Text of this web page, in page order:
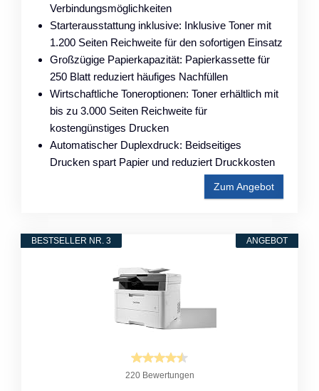
Verbindungsmöglichkeiten
Starterausstattung inklusive: Inklusive Toner mit
1.200 Seiten Reichweite für den sofortigen Einsatz
Großzügige Papierkapazität: Papierkassette für
250 Blatt reduziert häufiges Nachfüllen
Wirtschaftliche Toneroptionen: Toner erhältlich mit
bis zu 3.000 Seiten Reichweite für
kostengünstiges Drucken
Automatischer Duplexdruck: Beidseitiges
Drucken spart Papier und reduziert Druckkosten
Zum Angebot
ANGEBOT
BESTSELLER NR. 3
220 Bewertungen